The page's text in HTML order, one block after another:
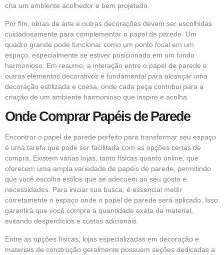
cria um ambiente acolhedor e bem projetado.
Por fim, obras de arte e outras decorações devem ser escolhidas
cuidadosamente para complementar o papel de parede. Um
quadro grande pode funcionar como um ponto focal em um
espaço, especialmente se estiver posicionado em um fundo
harmonioso. Em resumo, a interação entre o papel de parede e
outros elementos decorativos é fundamental para alcançar uma
decoração estilizada e coesa, onde cada peça contribui para a
criação de um ambiente harmonioso que inspire e acolha.
Onde Comprar Papéis de Parede
Encontrar o papel de parede perfeito para transformar seu espaço
é uma tarefa que pode ser facilitada com as opções certas de
compra. Existem várias lojas, tanto físicas quanto online, que
oferecem uma ampla variedade de papéis de parede, permitindo
que você escolha estilos que se adecuem ao seu gosto e
necessidades. Para iniciar sua busca, é essencial medir
corretamente o espaço onde o papel de parede será aplicado. Isso
garantirá que você compre a quantidade exata de material,
evitando desperdícios e custos adicionais.
Entre as opções físicas, lojas especializadas em decoração e
materiais de construção geralmente possuem seções dedicadas a